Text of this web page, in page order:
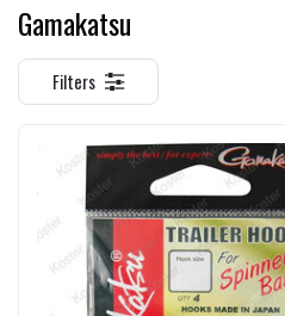
Gamakatsu
Filters